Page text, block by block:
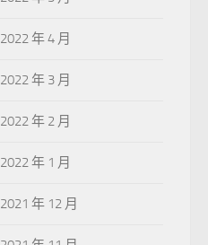
2022 年 4 月
2022 年 3 月
2022 年 2 月
2022 年 1 月
2021 年 12 月